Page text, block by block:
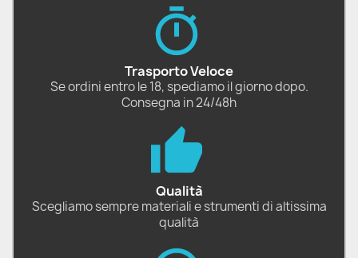
Trasporto Veloce
Se ordini entro le 18, spediamo il giorno dopo.
Consegna in 24/48h
Qualità
Scegliamo sempre materiali e strumenti di altissima
qualità